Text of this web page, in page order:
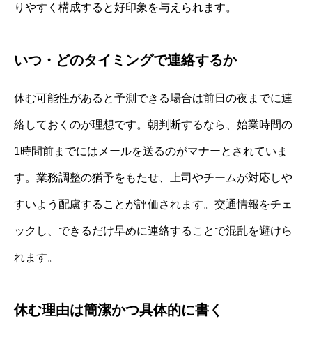
りやすく構成すると好印象を与えられます。
いつ・どのタイミングで連絡するか
休む可能性があると予測できる場合は前日の夜までに連
絡しておくのが理想です。朝判断するなら、始業時間の
1時間前までにはメールを送るのがマナーとされていま
す。業務調整の猶予をもたせ、上司やチームが対応しや
すいよう配慮することが評価されます。交通情報をチェ
ックし、できるだけ早めに連絡することで混乱を避けら
れます。
休む理由は簡潔かつ具体的に書く